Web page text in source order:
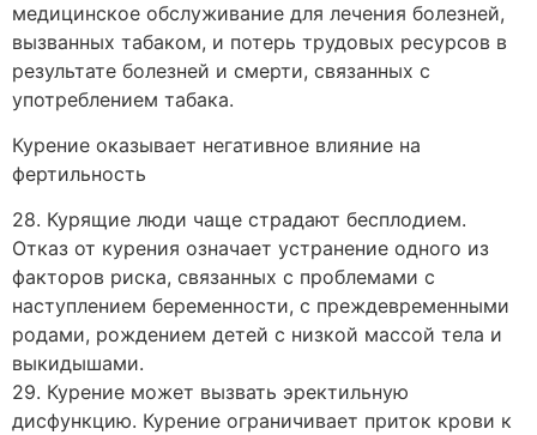
медицинское обслуживание для лечения болезней,
вызванных табаком, и потерь трудовых ресурсов в
результате болезней и смерти, связанных с
употреблением табака.
Курение оказывает негативное влияние на
фертильность
28. Курящие люди чаще страдают бесплодием.
Отказ от курения означает устранение одного из
факторов риска, связанных с проблемами с
наступлением беременности, с преждевременными
родами, рождением детей с низкой массой тела и
выкидышами.
29. Курение может вызвать эректильную
дисфункцию. Курение ограничивает приток крови к